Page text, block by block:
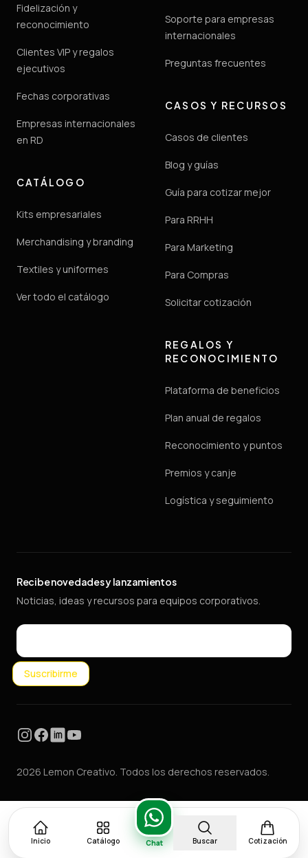
Fidelización y
reconocimiento
Clientes VIP y regalos
ejecutivos
Fechas corporativas
Empresas internacionales
en RD
CATÁLOGO
Kits empresariales
Merchandising y branding
Textiles y uniformes
Ver todo el catálogo
Soporte para empresas
internacionales
Preguntas frecuentes
CASOS Y RECURSOS
Casos de clientes
Blog y guías
Guía para cotizar mejor
Para RRHH
Para Marketing
Para Compras
Solicitar cotización
REGALOS Y
RECONOCIMIENTO
Plataforma de beneficios
Plan anual de regalos
Reconocimiento y puntos
Premios y canje
Logística y seguimiento
Recibe novedades y lanzamientos
Noticias, ideas y recursos para equipos corporativos.
Email
Suscribirme
Instagram
Facebook
LinkedInYouTube
2026 Lemon Creativo. Todos los derechos reservados.
Inicio Catálogo Chat Buscar Cotización